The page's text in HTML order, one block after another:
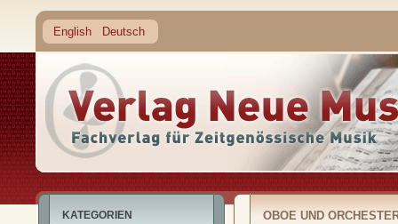
English Deutsch
KATEGORIEN OBOE UND